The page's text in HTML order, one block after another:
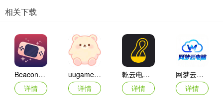
与反控制的游戏，要利用手上的长处(出牌后依然能拿回控制权)去对
付对手的短处，而且斗地主游戏记牌很关键，既能锻炼记忆力，又能
1、 首先要判断自己的牌是适合做地主，还是更适合做农民。 一般情
况下，想做地主，至少要有两手以上能立住的硬牌(如大鬼和对2)。如
果手上硬牌不多但牌比较顺，这种情况下更适合于做农民。
2、斗地主游戏是控制与反控制的游戏：无论做地主还是做农民，最好
相关下载
Beacon模拟器
详情
uugame模拟器
详情
乾云电脑app
详情
网梦云电脑app
详情